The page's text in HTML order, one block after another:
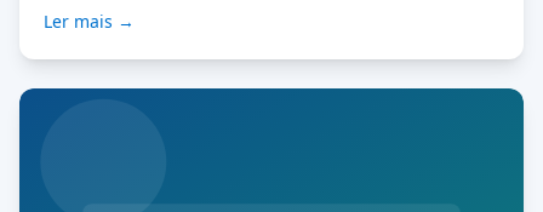
empresas que se adaptarem se destacarão. Na
MyDocSafe, simplificamos essa adaptação, permitindo
Ler mais →